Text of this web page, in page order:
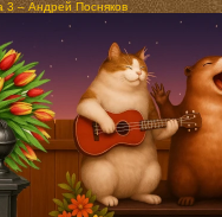
3 – Андрей Посняков